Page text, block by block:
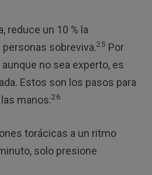
reduce un 10 % la
personas sobreviva.25 Por
no sea experto, es
Estos son los pasos para
manos:26
torácicas a un ritmo
solo presione